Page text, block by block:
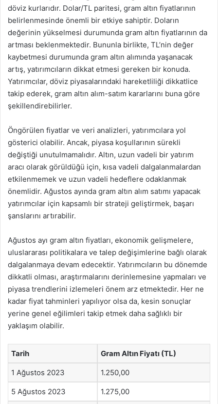
döviz kurlarıdır. Dolar/TL paritesi, gram altın fiyatlarının
belirlenmesinde önemli bir etkiye sahiptir. Doların
değerinin yükselmesi durumunda gram altın fiyatlarının da
artması beklenmektedir. Bununla birlikte, TL’nin değer
kaybetmesi durumunda gram altın alımında yaşanacak
artış, yatırımcıların dikkat etmesi gereken bir konuda.
Yatırımcılar, döviz piyasalarındaki hareketliliği dikkatlice
takip ederek, gram altın alım-satım kararlarını buna göre
şekillendirebilirler.
Öngörülen fiyatlar ve veri analizleri, yatırımcılara yol
gösterici olabilir. Ancak, piyasa koşullarının sürekli
değiştiği unutulmamalıdır. Altın, uzun vadeli bir yatırım
aracı olarak görüldüğü için, kısa vadeli dalgalanmalardan
etkilenmemek ve uzun vadeli hedeflere odaklanmak
önemlidir. Ağustos ayında gram altın alım satımı yapacak
yatırımcılar için kapsamlı bir strateji geliştirmek, başarı
şanslarını artırabilir.
Ağustos ayı gram altın fiyatları, ekonomik gelişmelere,
uluslararası politikalara ve talep değişimlerine bağlı olarak
dalgalanmaya devam edecektir. Yatırımcıların bu dönemde
dikkatli olması, araştırmalarını derinlemesine yapmaları ve
piyasa trendlerini izlemeleri önem arz etmektedir. Her ne
kadar fiyat tahminleri yapılıyor olsa da, kesin sonuçlar
yerine genel eğilimleri takip etmek daha sağlıklı bir
yaklaşım olabilir.
Tarih Gram Altın Fiyatı (TL)
1 Ağustos 2023 1.250,00
5 Ağustos 2023 1.275,00